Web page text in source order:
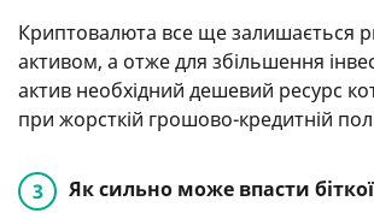
Криптовалюта все ще залишається
активом, а отже для збільшення
актив необхідний дешевий ресурс
при жорсткій грошово-кредитній
Як сильно може впасти